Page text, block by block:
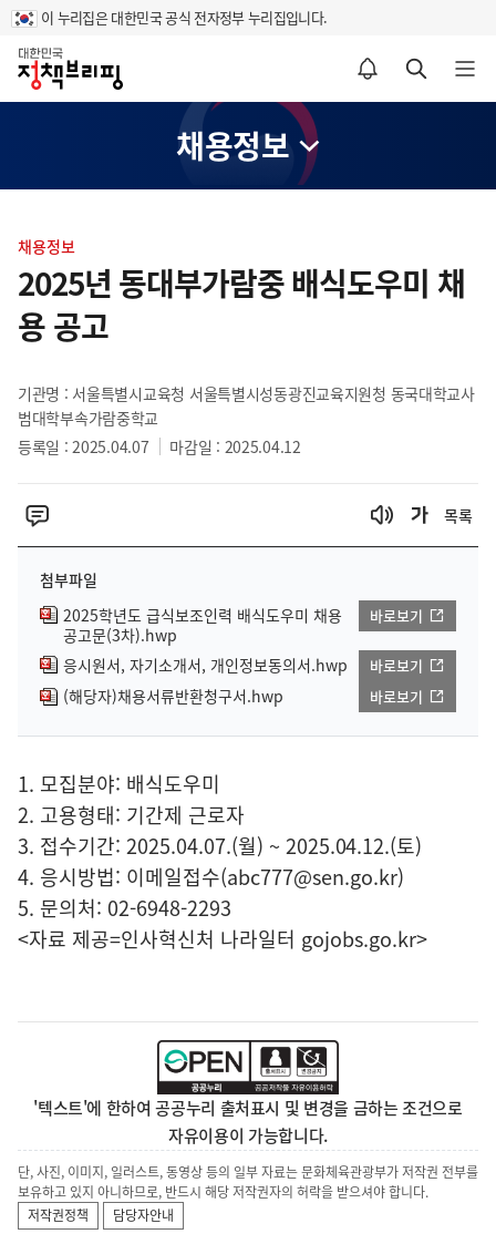
이 누리집은 대한민국 공식 전자정부 누리집입니다.
홈
알림설정 바로가기 검색 바로가기 메뉴 열기
채용정보
텐
츠
영
역
채용정보
2025년 동대부가람중 배식도우미 채
용 공고
기관명 : 서울특별시교육청 서울특별시성동광진교육지원청 동국대학교사
범대학부속가람중학교
등록일 : 2025.04.07
마감일 : 2025.04.12
목록
첨부파일
2025학년도 급식보조인력 배식도우미 채용
공고문(3차).hwp
바로보기
응시원서, 자기소개서, 개인정보동의서.hwp 바로보기
(해당자)채용서류반환청구서.hwp 바로보기
1. 모집분야: 배식도우미
2. 고용형태: 기간제 근로자
3. 접수기간: 2025.04.07.(월) ~ 2025.04.12.(토)
4. 응시방법: 이메일접수(abc777@sen.go.kr)
5. 문의처: 02-6948-2293
<자료 제공=인사혁신처 나라일터 gojobs.go.kr>
'텍스트'에 한하여 공공누리 출처표시 및 변경을 금하는 조건으로
자유이용이 가능합니다.
단, 사진, 이미지, 일러스트, 동영상 등의 일부 자료는 문화체육관광부가 저작권 전부를
보유하고 있지 아니하므로, 반드시 해당 저작권자의 허락을 받으셔야 합니다.
저작권정책
담당자안내